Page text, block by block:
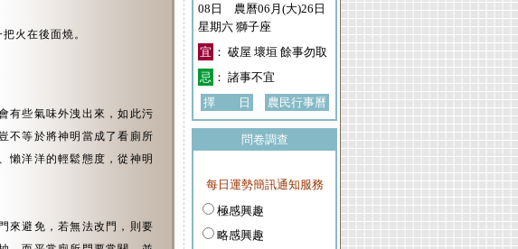
08日 農曆06月(大)26日
星期六 獅子座
宜 ： 破屋 壞垣 餘事勿取
忌 ： 諸事不宜
擇 日
農民行事曆
問卷調查
每日運勢簡訊通知服務
極感興趣
略感興趣
火在後面燒。
有些氣味外洩出來，如此污
不等於將神明當成了看廁所
懶洋洋的輕鬆態度，從神明
來避免，若無法改門，則要